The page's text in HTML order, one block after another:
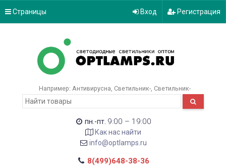
Страницы Вход Регистрация
Например: Антивирусна Светильник- Светильник-
пн.-пт. 9:00 – 19:00
Как нас найти
info@optlamps.ru
8(499)648-38-36